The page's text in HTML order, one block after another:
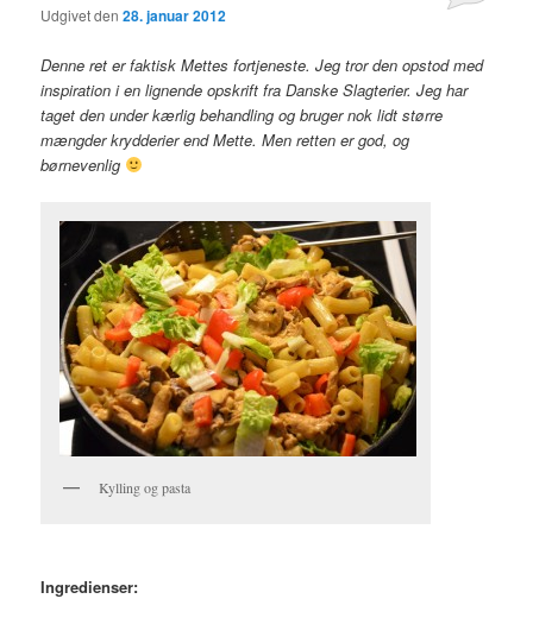
Udgivet den28. januar 2012
Denne ret er faktisk Mettes fortjeneste. Jeg tror den opstod med
inspiration i en lignende opskrift fra Danske Slagterier. Jeg har
taget den under kærlig behandling og bruger nok lidt større
mængder krydderier end Mette. Men retten er god, og
børnevenlig
Kylling og pasta
Ingredienser: